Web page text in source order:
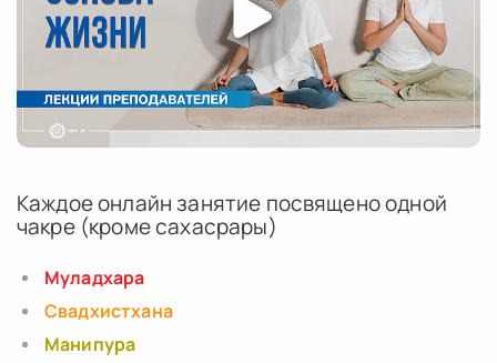
Каждое онлайн занятие посвящено одной
чакре (кроме сахасрары)
Муладхара
Свадхистхана
Манипура